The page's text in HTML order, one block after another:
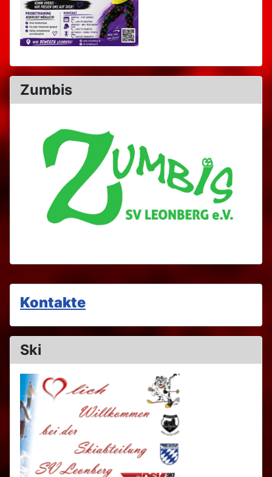
Kontakte
Ski
Zumbis